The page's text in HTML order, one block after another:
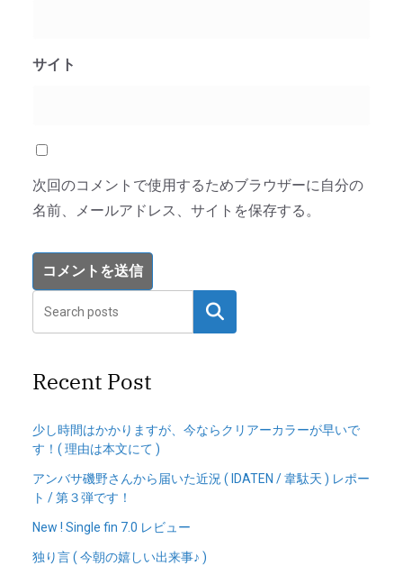
サイト
次回のコメントで使用するためブラウザーに自分の
名前、メールアドレス、サイトを保存する。
検索
Recent Post
少し時間はかかりますが、今ならクリアーカラーが早いで
す！( 理由は本文にて )
アンバサ磯野さんから届いた近況 ( IDATEN / 韋駄天 ) レポー
ト / 第３弾です！
New ! Single fin 7.0 レビュー
独り言 ( 今朝の嬉しい出来事♪ )